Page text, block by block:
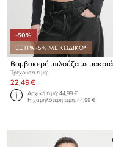
-50%
ΕΞΤΡΑ -5% ΜΕ ΚΩΔΙΚΟ*
Τρέχουσα τιμή:
22,49 €
Αρχική τιμή:44,99 €
Η χαμηλότερη τιμή:44,99 €